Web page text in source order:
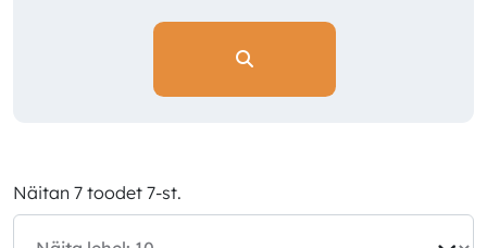
Näitan 7 toodet 7-st.